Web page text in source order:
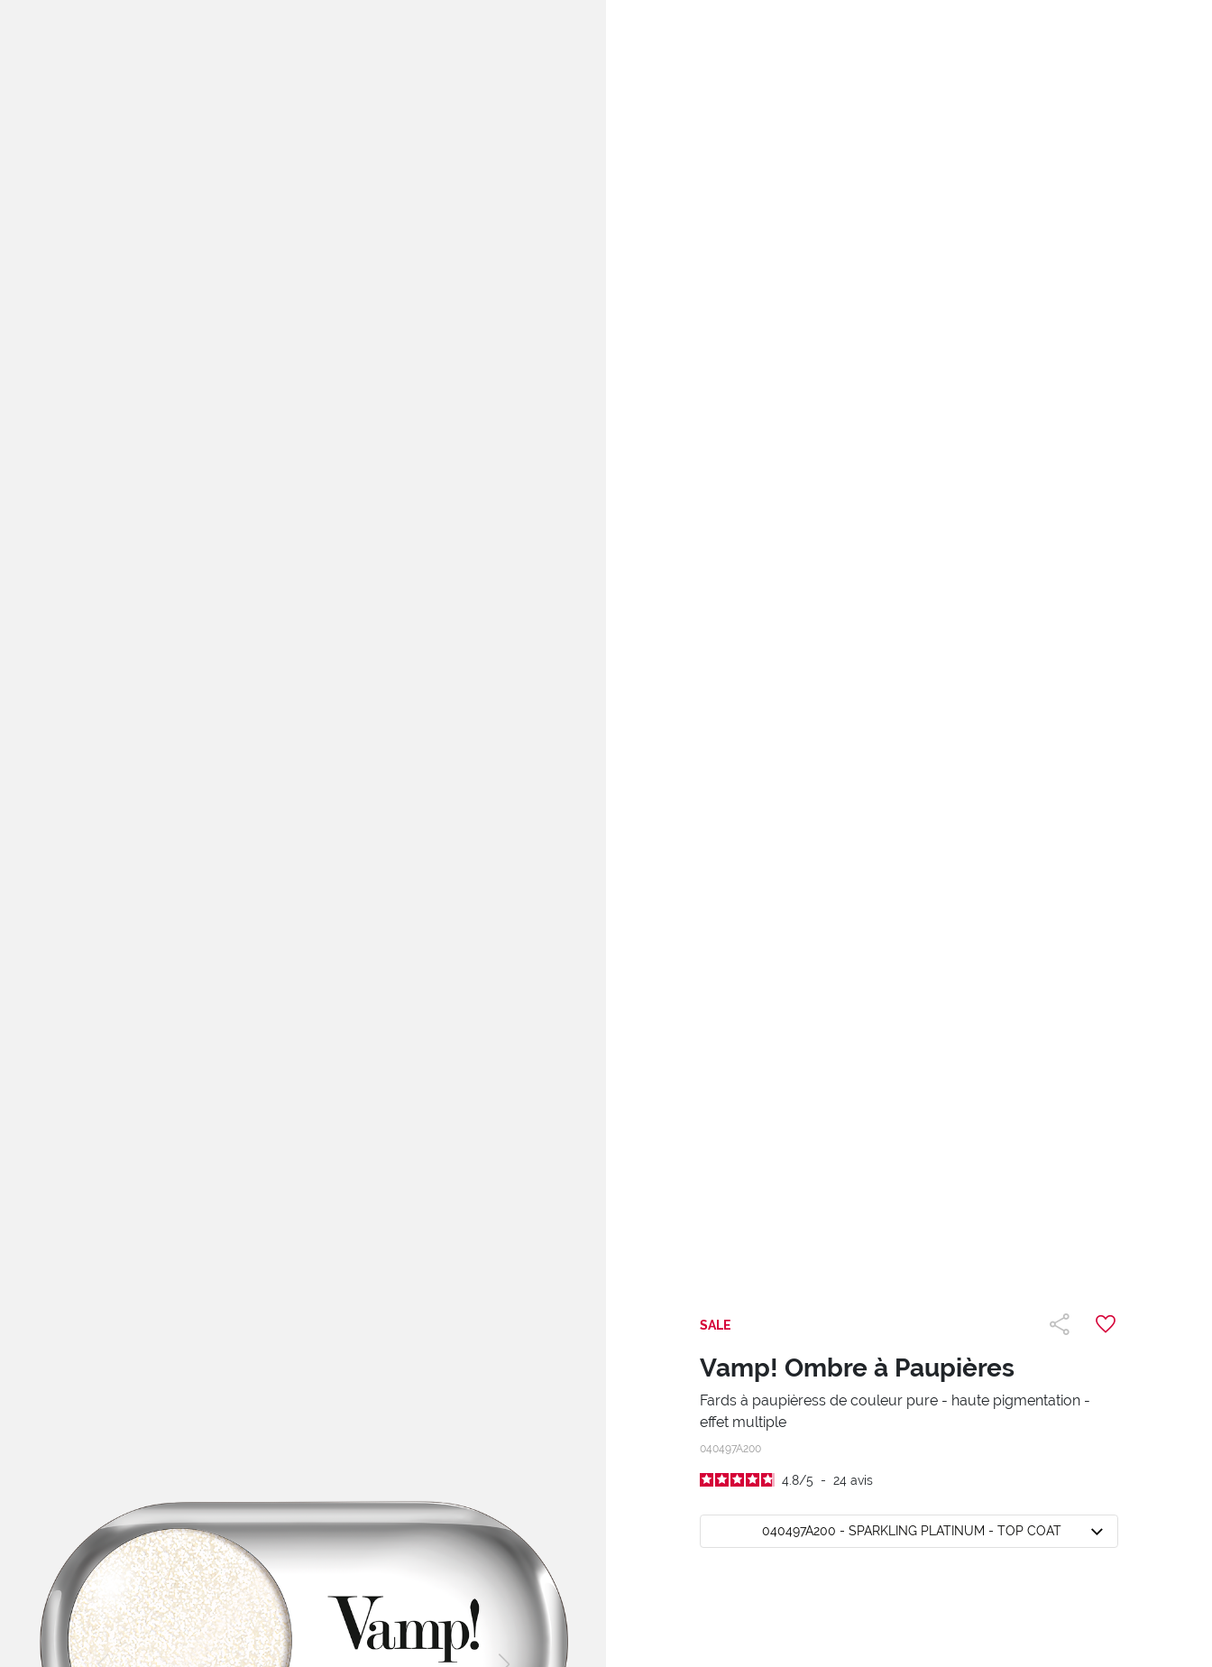
SALE
Vamp! Ombre à Paupières
Fards à paupièress de couleur pure - haute pigmentation -
effet multiple
040497A200
4.8/5 - 24 avis
040497A200 - SPARKLING PLATINUM - TOP COAT